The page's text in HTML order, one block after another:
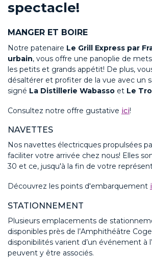
spectacle!
MANGER ET BOIRE
Notre patenaire Le Grill Express par
urbain, vous offre une panoplie de
les petits et grands appétit! De plus,
désaltérer et profiter de la vue avec un
signé La Distillerie Wabasso et Le
Consultez notre offre gustative ici!
NAVETTES
Nos navettes électricques propulsées
faciliter votre arrivée chez nous! Elles
30 et ce, jusqu'à la fin de votre
Découvrez les points d'embarquement
STATIONNEMENT
Plusieurs emplacements de
disponibles près de l’Amphithéâtre
disponibilités varient d’un événement à
peuvent y être associés.